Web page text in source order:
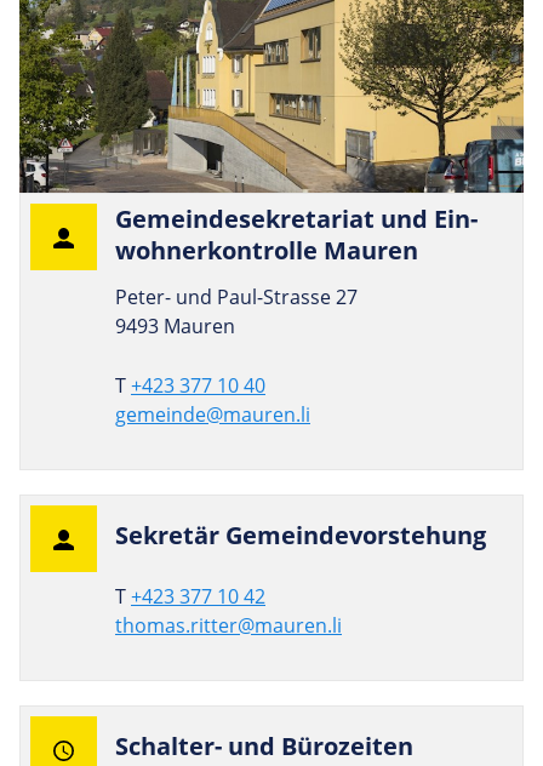
Gemein­dese­kre­ta­riat und Ein­
woh­ner­kon­trolle Mauren
Peter- und Paul-Strasse 27
9493 Mauren
T+423 377 10 40
gemeinde@mauren.li
Sekretär Gemeindevorstehung
T+423 377 10 42
thomas.ritter@mauren.li
Schalter- und Bürozeiten